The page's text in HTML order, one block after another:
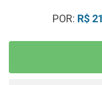
POR: R$